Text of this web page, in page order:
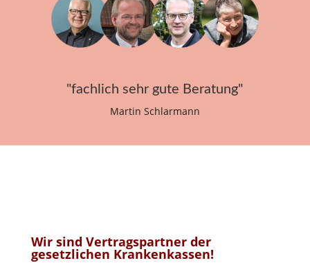
"fachlich sehr gute Beratung"
Martin Schlarmann
Wir sind Vertragspartner der
gesetzlichen Krankenkassen!